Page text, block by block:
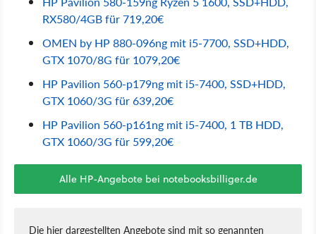
RX580/4GB für 719,20€
OMEN by HP 880-096ng mit i5-7700, SSD+HDD,
GTX 1070/8G für 1079,20€
HP Pavilion 560-p179ng mit i5-7400, SSD+HDD,
GTX 1060/3G für 639,20€
HP Pavilion 560-p161ng mit i5-7400, 1 TB HDD,
GTX 1060/3G für 599,20€
Alle HP-Angebote bei notebooksbilliger.de
Die hier dargestellten Angebote sind mit so genannten